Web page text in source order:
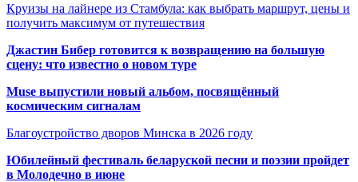
Круизы на лайнере из Стамбула: как выбрать маршрут, цены и
получить максимум от путешествия
Джастин Бибер готовится к возвращению на большую
сцену: что известно о новом туре
Muse выпустили новый альбом, посвящённый
космическим сигналам
Благоустройство дворов Минска в 2026 году
Юбилейный фестиваль беларуской песни и поэзии пройдет
в Молодечно в июне